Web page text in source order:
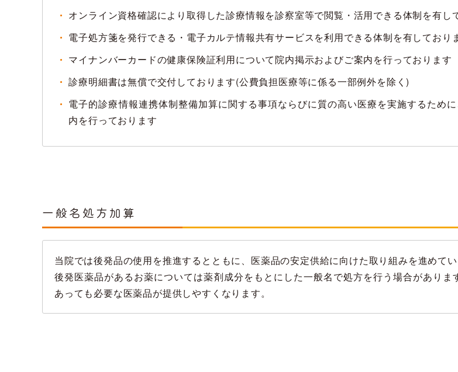
オンライン資格確認により取得した診療情報を診察室等で閲覧・活用できる体制を有し
電子処方箋を発行できる・電子カルテ情報共有サービスを利用できる体制を有しており
マイナンバーカードの健康保険証利用について院内掲示およびご案内を行っております
診療明細書は無償で交付しております(公費負担医療等に係る一部例外を除く)
電子的診療情報連携体制整備加算に関する事項ならびに質の高い医療を実施するため
内を行っております
一般名処方加算
当院では後発品の使用を推進するとともに、医薬品の安定供給に向けた取り組みを進めてい
後発医薬品があるお薬については薬剤成分をもとにした一般名で処方を行う場合があり
あっても必要な医薬品が提供しやすくなります。